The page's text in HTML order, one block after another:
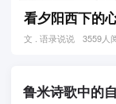
看夕阳西下的
文 . 语录说说 3559人
鲁米诗歌中的